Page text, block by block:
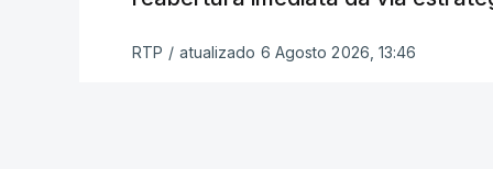
RTP / atualizado 6 Agosto 2026, 13:46